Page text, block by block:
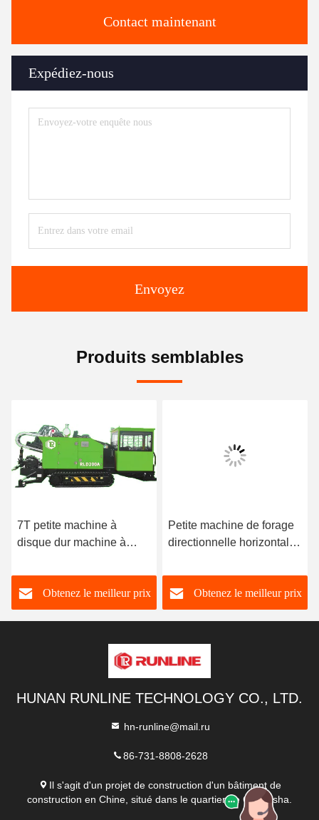
Contact maintenant
Expédiez-nous
Envoyez
Produits semblables
7T petite machine à
disque dur machine à
puissance
Obtenez le meilleur prix
Petite machine de forage
directionnelle horizontale
Obtenez le meilleur prix
HUNAN RUNLINE TECHNOLOGY CO., LTD.
hn-runline@mail.ru
86-731-8808-2628
Il s'agit d'un projet de construction d'un bâtiment de
construction en Chine, situé dans le quartier de Changsha.